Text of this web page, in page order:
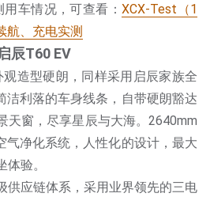
用车情况，可查看：XCX-Test（1
航、充电实测
辰T60 EV
观造型硬朗，同样采用启辰家族全
洁利落的车身线条，自带硬朗豁达
天窗，尽享星辰与大海。2640mm
气净化系统，人性化的设计，最大
验。
供应链体系，采用业界领先的三电